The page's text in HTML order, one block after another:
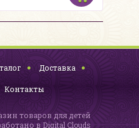
Доставка
Контакты
товаров для детей
в Digital Clouds